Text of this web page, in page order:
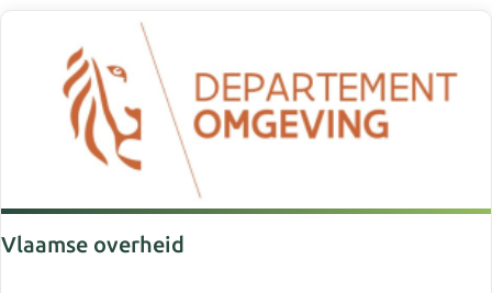
Vlaamse overheid